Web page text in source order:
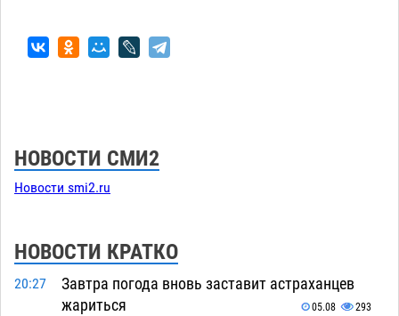
НОВОСТИ СМИ2
Новости smi2.ru
НОВОСТИ КРАТКО
20:27
Завтра погода вновь заставит астраханцев
жариться
05.08 293